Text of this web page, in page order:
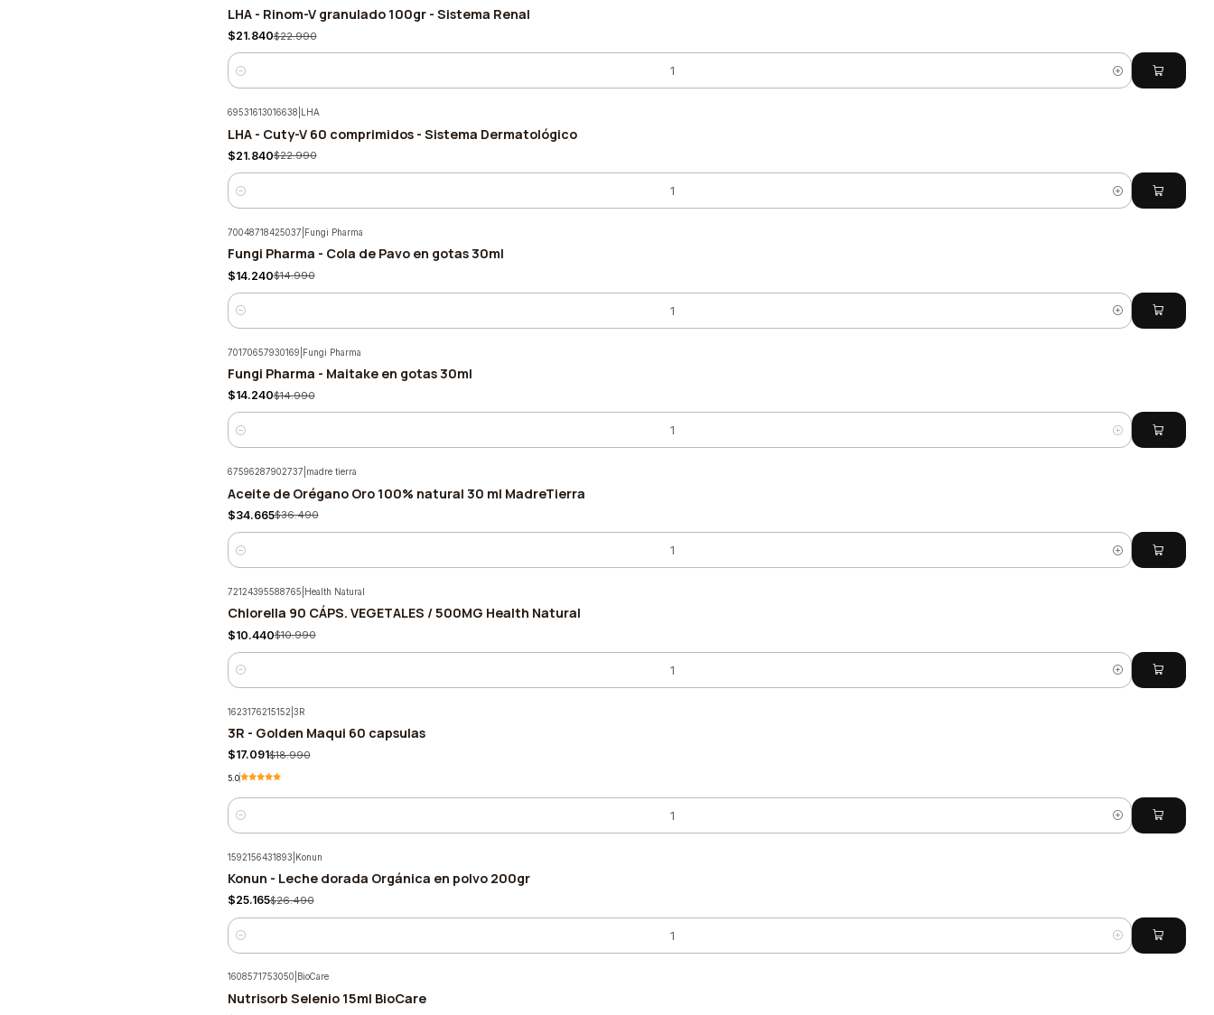
-5%
LHA - Rinom-V granulado 100gr - Sistema Renal
$21.840$22.990
Cantidad
-5%
69531613016638 LHA
LHA - Cuty-V 60 comprimidos - Sistema Dermatológico
$21.840$22.990
Cantidad
-5%
70048718425037 Fungi Pharma
Fungi Pharma - Cola de Pavo en gotas 30ml
$14.240$14.990
Cantidad
-5%
70170657930169 Fungi Pharma
Fungi Pharma - Maitake en gotas 30ml
$14.240$14.990
Cantidad
-5%
67596287902737 madre tierra
Aceite de Orégano Oro 100% natural 30 ml MadreTierra
$34.665$36.490
Cantidad
-5%
72124395588765 Health Natural
Chlorella 90 CÁPS. VEGETALES / 500MG Health Natural
$10.440$10.990
Cantidad
-10%
1623176215152 3R
3R - Golden Maqui 60 capsulas
$17.091$18.990
5.0
Cantidad
-5%
1592156431893 Konun
Konun - Leche dorada Orgánica en polvo 200gr
$25.165$26.490
Cantidad
-7%
1608571753050 BioCare
Nutrisorb Selenio 15ml BioCare